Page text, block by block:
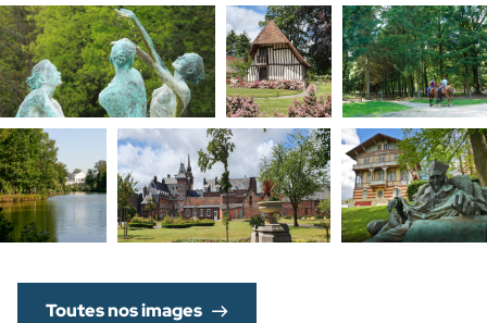
Toutes nos images